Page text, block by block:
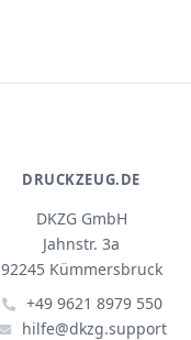
DRUCKZEUG.DE
DKZG GmbH
Jahnstr. 3a
92245 Kümmersbruck
+49 9621 8979 550
hilfe@dkzg.support